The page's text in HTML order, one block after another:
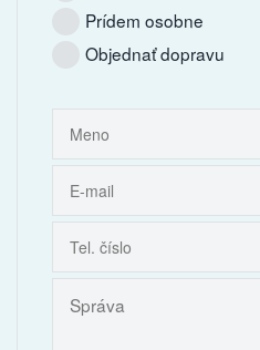
Prídem osobne
Objednať dopravu